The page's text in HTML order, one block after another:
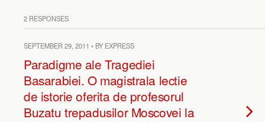
2 RESPONSES
SEPTEMBER 29, 2011 • BY EXPRESS
Paradigme ale Tragediei
Basarabiei. O magistrala lectie
de istorie oferita de profesorul
Buzatu trepadusilor Moscovei la